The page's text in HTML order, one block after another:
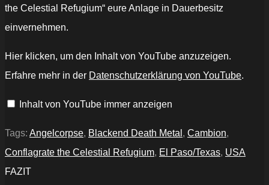
the Celestial Refugium“ eure Anlage in Dauerbesitz
einvernehmen.
„CAMBION
-
of
Death
Premiere)“
von
YouTube
anzeigen
Hier klicken, um den Inhalt von YouTube anzuzeigen.
Erfahre mehr in der Datenschutzerklärung von YouTube.
Inhalt von YouTube immer anzeigen
Tags: Angelcorpse, Blackend Death Metal , Cambion,
Conflagrate the Celestial Refugium, El Paso/Texas, USA
FAZIT